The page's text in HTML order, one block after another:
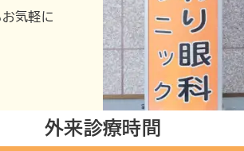
気軽に
外来診療時間